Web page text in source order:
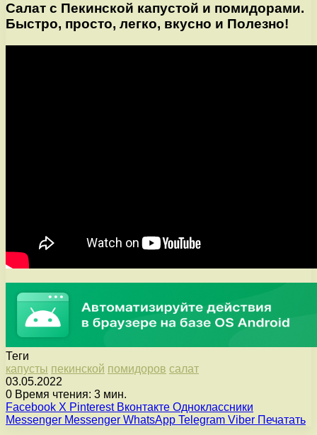
Салат с Пекинской капустой и помидорами.
Быстро, просто, легко, вкусно и Полезно!
Теги
капусты пекинской помидоров салат
03.05.2022
0 Время чтения: 3 мин.
Facebook X Pinterest Вконтакте Одноклассники
Messenger Messenger WhatsApp Telegram Viber Печатать